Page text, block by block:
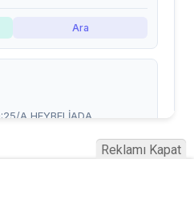
Reklamı Kapat